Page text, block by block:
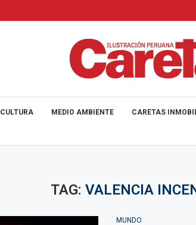
CULTURA MEDIO AMBIENTE CARETAS
TAG: VALENCIA
MUNDO